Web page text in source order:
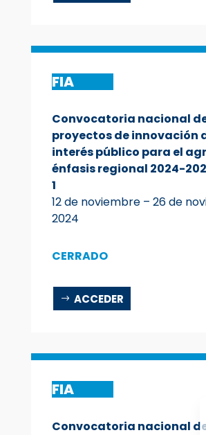
FIA
Convocatoria nacional
proyectos de innovación
interés público para el
énfasis regional 2024-
1
12 de noviembre – 26 de
2024
CERRADO
ACCEDER
FIA
Convocatoria nacional